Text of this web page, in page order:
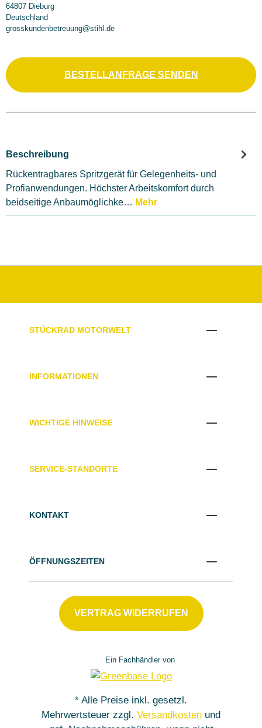
64807 Dieburg
Deutschland
grosskundenbetreuung@stihl.de
BESTELLANFRAGE SENDEN
Beschreibung
Rückentragbares Spritzgerät für Gelegenheits- und
Profianwendungen. Höchster Arbeitskomfort durch
beidseitige Anbaumöglichke… Mehr
STÜCKRAD MOTORWELT
INFORMATIONEN
WICHTIGE HINWEISE
SERVICE-STANDORTE
KONTAKT
ÖFFNUNGSZEITEN
VERTRAG WIDERRUFEN
Ein Fachhändler von
* Alle Preise inkl. gesetzl.
Mehrwertsteuer zzgl. Versandkosten und